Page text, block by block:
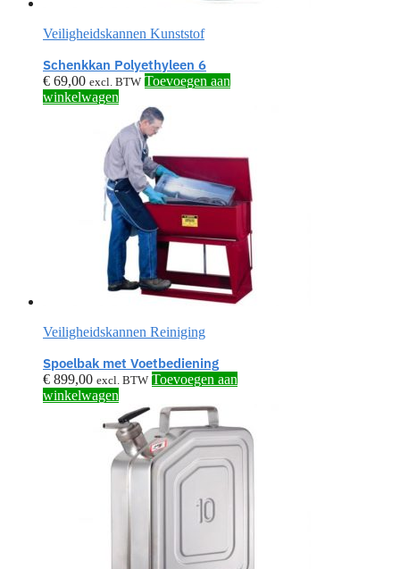
Veiligheidskannen Kunststof
Schenkkan Polyethyleen 6
€ 69,00 excl. BTW Toevoegen aan
winkelwagen
Veiligheidskannen Reiniging
Spoelbak met Voetbediening
€ 899,00 excl. BTW Toevoegen aan
winkelwagen